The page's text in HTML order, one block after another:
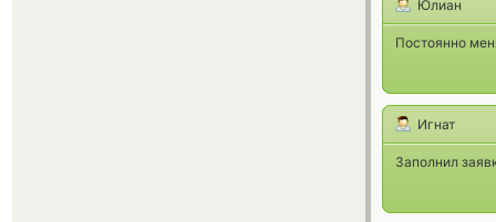
Юлиан
Постоянно
Игнат
Заполнил